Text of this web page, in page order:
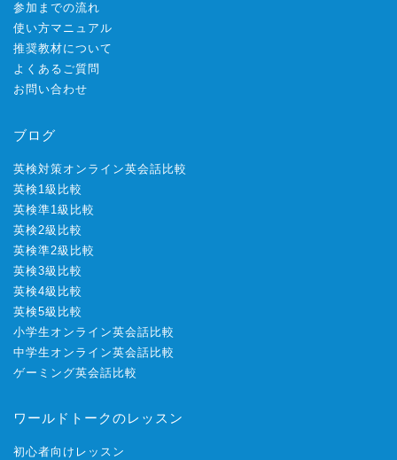
参加までの流れ
使い方マニュアル
推奨教材について
よくあるご質問
お問い合わせ
ブログ
英検対策オンライン英会話比較
英検1級比較
英検準1級比較
英検2級比較
英検準2級比較
英検3級比較
英検4級比較
英検5級比較
小学生オンライン英会話比較
中学生オンライン英会話比較
ゲーミング英会話比較
ワールドトークのレッスン
初心者向けレッスン